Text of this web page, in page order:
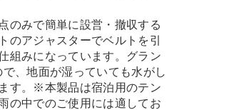
のみで簡単に設営・撤収する
のアジャスターでベルトを引
組みになっています。グラン
、地面が湿っていても水がし
す。※本製品は宿泊用のテン
の中でのご使用には適してお